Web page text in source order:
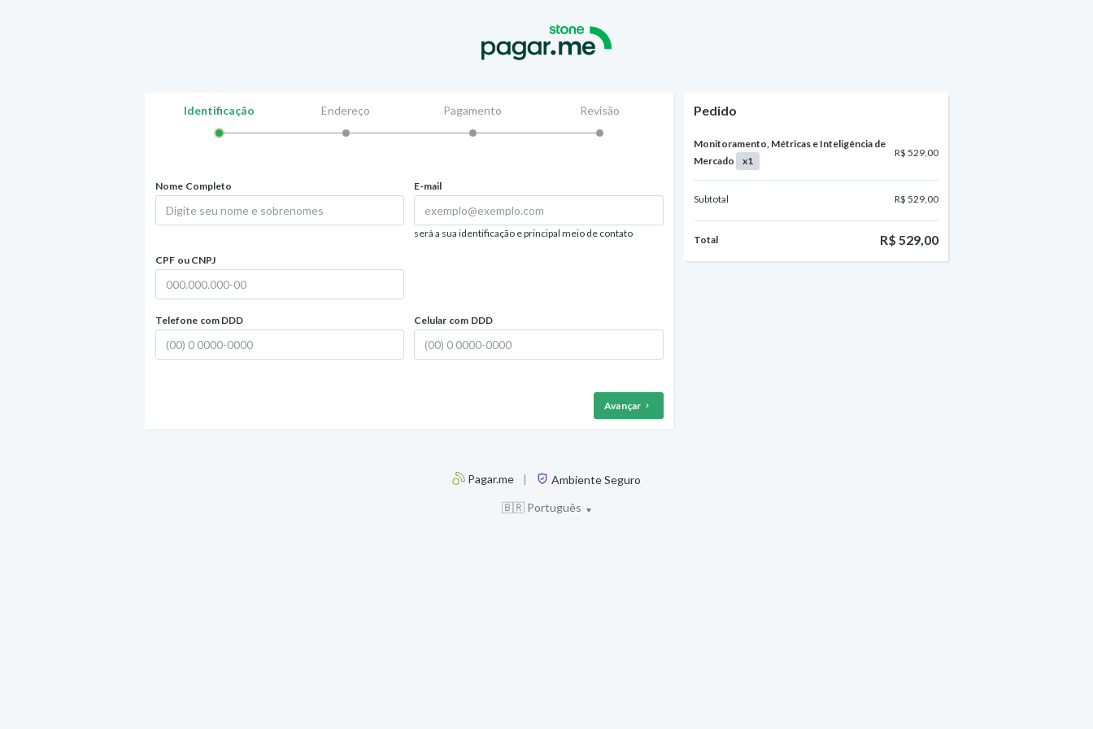
Identificação Endereço Pagamento Revisão
Nome Completo E-mail
será a sua identificação e principal meio de contato
CPF ou CNPJ
Telefone com DDD Celular com DDD
Avançar
Pedido
Monitoramento, Métricas e Inteligência de
Mercado
x1
R$ 529,00
Subtotal R$ 529,00
Total R$ 529,00
Pagar.me | Ambiente Seguro